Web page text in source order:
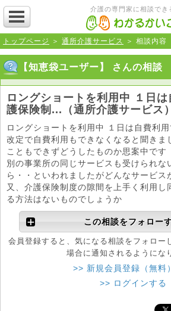
介護の専門家に相談でき
トップページ ＞ 通所介護サービス ＞ 相談内容
【知恵袋ユーザー】 さんの相談
ロングショートを利用中 １日
護保険制...（通所介護サービス）
ロングショートを利用中 １日は自費利
改定で自費利用もできなくなると聞きま
こともできずどうしたものか思案中です
別の事業所の同じサービスも受けられな
ら・・といわれましたがどんなサービス
又、介護保険制度の隙間を上手く利用し
る方法はないものでしょうか
この相談をフォロー
会員登録すると、気になる相談をフォロー
場合に通知されるようにな
>> 新規会員登録（無料
>> ログインする